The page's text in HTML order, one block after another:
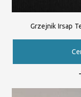
Grzejnik Irsap